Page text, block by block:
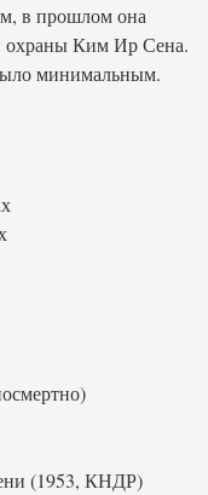
в прошлом она
охраны Ким Ир Сена.
минимальным.
(1953, КНДР)